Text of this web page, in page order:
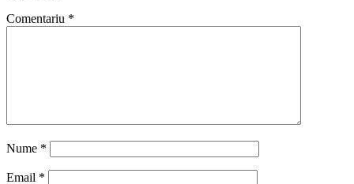
Comentariu *
Nume *
Email *